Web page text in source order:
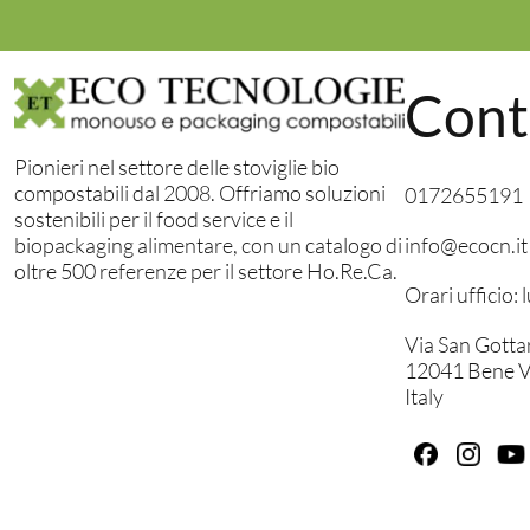
Pionieri nel settore delle stoviglie bio
compostabili dal 2008. Offriamo soluzioni
sostenibili per il food service e il
biopackaging alimentare, con un catalogo di
oltre 500 referenze per il settore Ho.Re.Ca.
0172655191
info@ecocn.it
Orari ufficio:
Via San
12041 Bene
Italy